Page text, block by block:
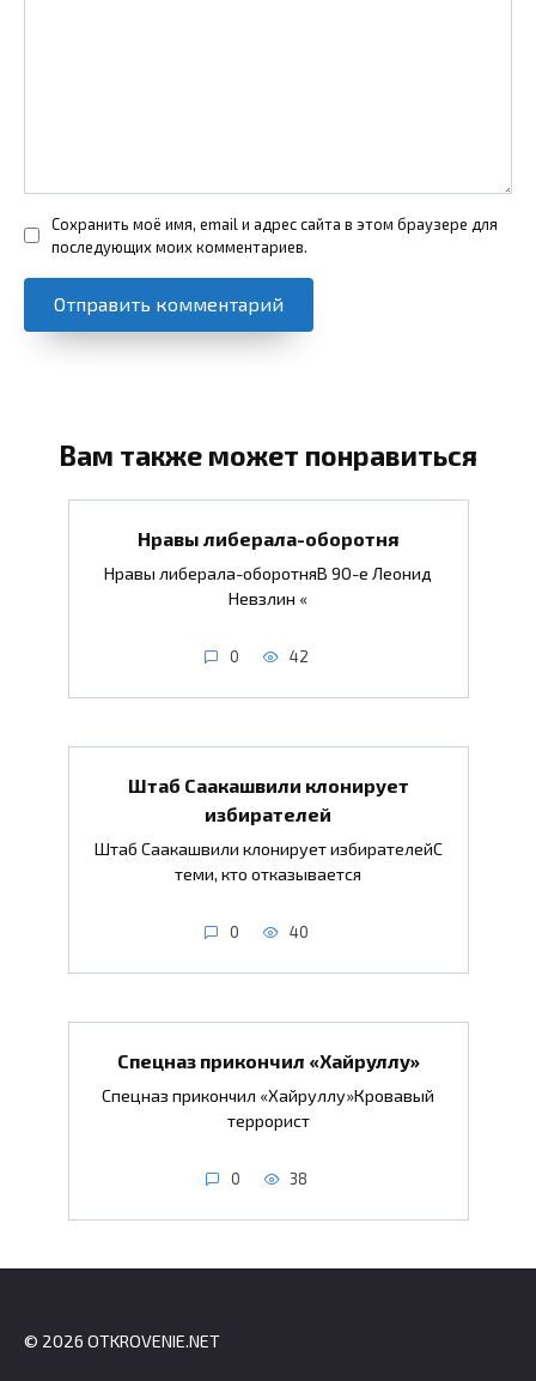
Сохранить моё имя, email и адрес сайта в этом браузере для
последующих моих комментариев.
Вам также может понравиться
Нравы либерала-оборотня
Нравы либерала-оборотняВ 90-е Леонид
Невзлин «
0 42
Штаб Саакашвили клонирует
избирателей
Штаб Саакашвили клонирует избирателейС
теми, кто отказывается
0 40
Спецназ прикончил «Хайруллу»
Спецназ прикончил «Хайруллу»Кровавый
террорист
0 38
© 2026 OTKROVENIE.NET